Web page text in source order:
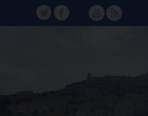
TW FB Instagram
YT FD